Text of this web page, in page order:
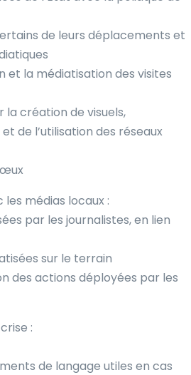
de leurs déplacements et
et la médiatisation des visites
la création de visuels,
de l’utilisation des réseaux
médias locaux :
par les journalistes, en lien
sur le terrain
des actions déployées par les
:
de langage utiles en cas